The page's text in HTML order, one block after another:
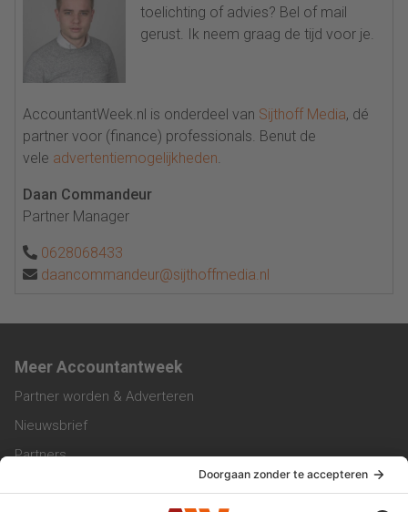
toelichting of advies? Bel of mail
gerust. Ik neem graag de tijd voor je.
AccountantWeek.nl is onderdeel van Sijthoff Media, dé
partner voor (finance) professionals. Benut de
vele advertentiemogelijkheden
Daan Commandeur
Partner Manager
0628068433
daancommandeur@sijthoffmedia.nl
Meer Accountantweek
Partner worden & Adverteren
Nieuwsbrief
Partners